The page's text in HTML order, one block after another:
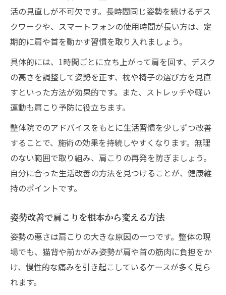
活の見直しが不可欠です。長時間同じ姿勢を続けるデス
クワークや、スマートフォンの使用時間が長い方は、定
期的に肩や首を動かす習慣を取り入れましょう。
具体的には、1時間ごとに立ち上がって肩を回す、デスク
の高さを調整して姿勢を正す、枕や椅子の選び方を見直
すといった方法が効果的です。また、ストレッチや軽い
運動も肩こり予防に役立ちます。
整体院でのアドバイスをもとに生活習慣を少しずつ改善
することで、施術の効果を持続しやすくなります。無理
のない範囲で取り組み、肩こりの再発を防ぎましょう。
自分に合った生活改善の方法を見つけることが、健康維
持のポイントです。
姿勢改善で肩こりを根本から変える方法
姿勢の悪さは肩こりの大きな原因の一つです。整体の現
場でも、猫背や前かがみ姿勢が肩や首の筋肉に負担をか
け、慢性的な痛みを引き起こしているケースが多く見ら
れます。